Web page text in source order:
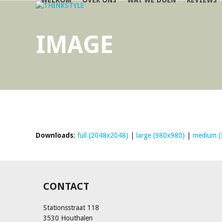
IMAGE
Downloads: full (2048x2048) large (980x980) medium
CONTACT
Stationsstraat 118
3530 Houthalen